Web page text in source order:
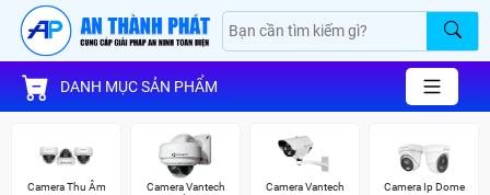
DANH MỤC SẢN PHẨM
Camera Thu Âm
Camera Vantech
Camera Vantech
Camera Ip Dome